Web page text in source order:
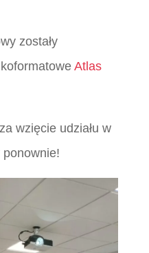
zostały
Atlas
wzięcie udziału w